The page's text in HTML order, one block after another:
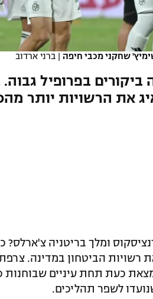
שחקני מכבי חיפה | ברני ארדוב
את הרשויות יותר
ומלך בריטניה צ'ארלס?
רשויות הביטחון במדינה.
כעת תחת עיניים שבוחנות
לשפר תהליכים.